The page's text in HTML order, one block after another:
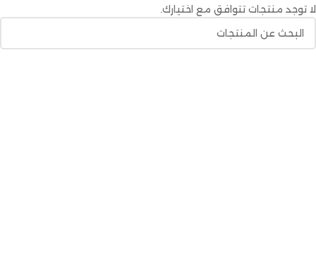
لا توجد منتجات تتوافق مع اختيارك.